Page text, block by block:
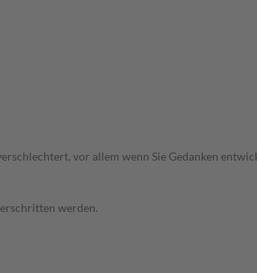
vor allem wenn Sie Gedanken
werden.